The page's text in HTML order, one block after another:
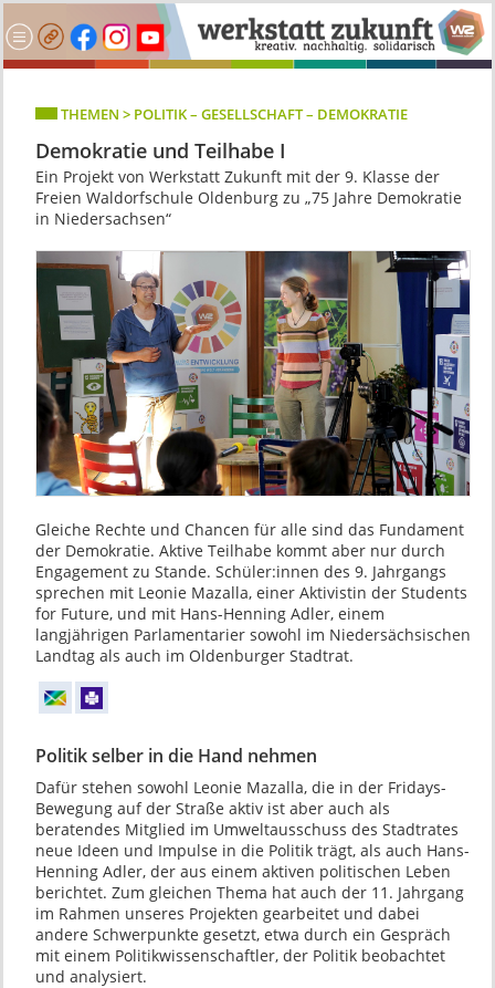
THEMEN > POLITIK – GESELLSCHAFT – DEMOKRATIE
Demokratie und Teilhabe I
Ein Projekt von Werkstatt Zukunft mit der 9. Klasse der
Freien Waldorfschule Oldenburg zu „75 Jahre Demokratie
in Niedersachsen“
Gleiche Rechte und Chancen für alle sind das Fundament
der Demokratie. Aktive Teilhabe kommt aber nur durch
Engagement zu Stande. Schüler:innen des 9. Jahrgangs
sprechen mit Leonie Mazalla, einer Aktivistin der Students
for Future, und mit Hans-Henning Adler, einem
langjährigen Parlamentarier sowohl im Niedersächsischen
Landtag als auch im Oldenburger Stadtrat.
Politik selber in die Hand nehmen
Dafür stehen sowohl Leonie Mazalla, die in der Fridays-
Bewegung auf der Straße aktiv ist aber auch als
beratendes Mitglied im Umweltausschuss des Stadtrates
neue Ideen und Impulse in die Politik trägt, als auch Hans-
Henning Adler, der aus einem aktiven politischen Leben
berichtet. Zum gleichen Thema hat auch der 11. Jahrgang
im Rahmen unseres Projekten gearbeitet und dabei
andere Schwerpunkte gesetzt, etwa durch ein Gespräch
mit einem Politikwissenschaftler, der Politik beobachtet
und analysiert.